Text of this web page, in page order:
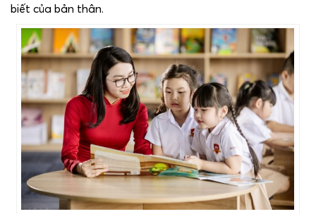
biết của bản thân.